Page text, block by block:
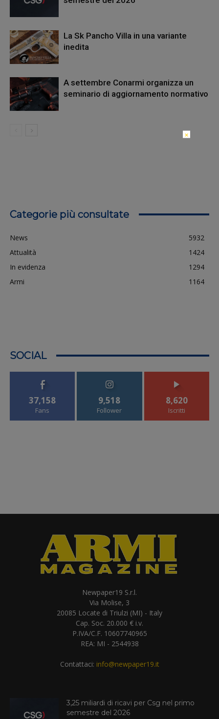
La Sk Pancho Villa in una variante
inedita
A settembre Conarmi organizza un
seminario di aggiornamento normativo
Categorie più consultate
News
5932
Attualità
1424
In evidenza
1294
Armi
1164
SOCIAL
37,158
Fans
9,518
Follower
8,620
Iscritti
Newpaper19 S.r.l.
Via Molise, 3
20085 Locate di Triulzi (MI) - Italy
Cap. Soc. 20.000 € i.v.
P.IVA/C.F. 10607740965
REA: MI - 2544938
Contattaci: info@newpaper19.it
3,25 miliardi di ricavi per Csg nel primo
semestre del 2026
×